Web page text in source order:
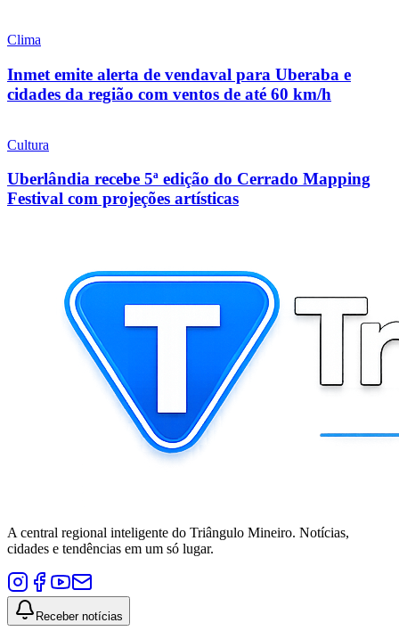
Clima
Inmet emite alerta de vendaval para Uberaba e
cidades da região com ventos de até 60 km/h
Cultura
Uberlândia recebe 5ª edição do Cerrado Mapping
Festival com projeções artísticas
A central regional inteligente do Triângulo Mineiro. Notícias,
cidades e tendências em um só lugar.
Receber notícias